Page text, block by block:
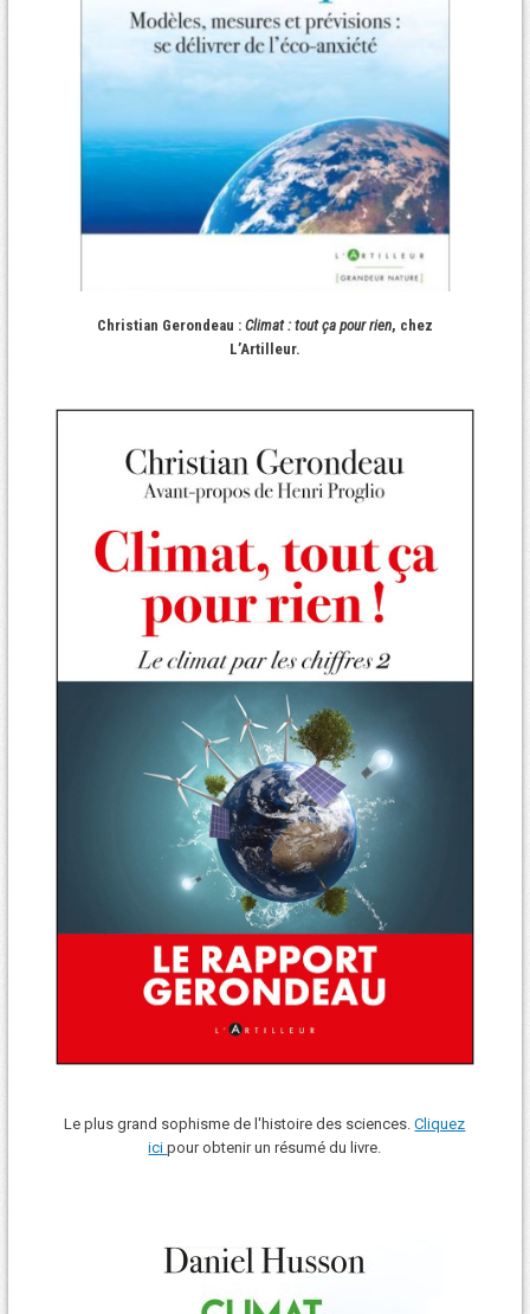
Christian Gerondeau : Climat : tout ça pour rien, chez
L’Artilleur.
Le plus grand sophisme de l'histoire des sciences.Cliquez
icipour obtenir un résumé du livre.